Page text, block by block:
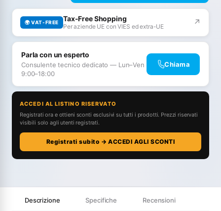
🌍 VAT-FREE Tax-Free Shopping
Per aziende UE con VIES ed extra-UE ↗
Parla con un esperto
Consulente tecnico dedicato — Lun–Ven
9:00–18:00
Chiama
ACCEDI AL LISTINO RISERVATO
Registrati ora e ottieni sconti esclusivi su tutti i prodotti. Prezzi riservati
visibili solo agli utenti registrati.
Registrati subito → ACCEDI AGLI SCONTI
Descrizione Specifiche Recensioni